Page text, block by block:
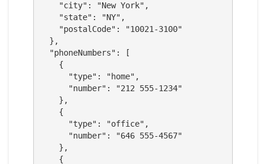
"city" : "New York" ,
"state" : "NY" ,
"postalCode" :
"10021-3100"
},
"phoneNumbers" :
[
{
"type" : "home" ,
"number" :
"212 555-1234"
},
{
"type" : "office" ,
"number" :
"646 555-4567"
},
{